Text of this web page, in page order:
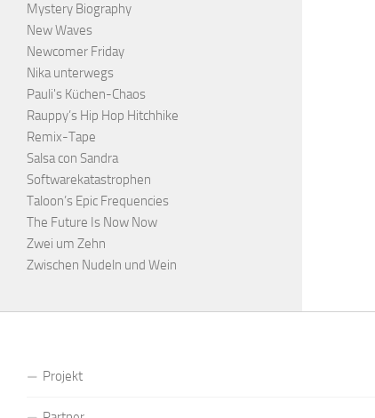
Mystery Biography
New Waves
Newcomer Friday
Nika unterwegs
Pauli's Küchen-Chaos
Rauppy’s Hip Hop Hitchhike
Remix-Tape
Salsa con Sandra
Softwarekatastrophen
Taloon’s Epic Frequencies
The Future Is Now Now
Zwei um Zehn
Zwischen Nudeln und Wein
Projekt